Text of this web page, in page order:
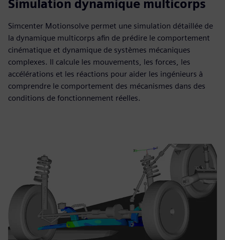
Simulation dynamique multicorps
Simcenter Motionsolve permet une simulation détaillée de
la dynamique multicorps afin de prédire le comportement
cinématique et dynamique de systèmes mécaniques
complexes. Il calcule les mouvements, les forces, les
accélérations et les réactions pour aider les ingénieurs à
comprendre le comportement des mécanismes dans des
conditions de fonctionnement réelles.